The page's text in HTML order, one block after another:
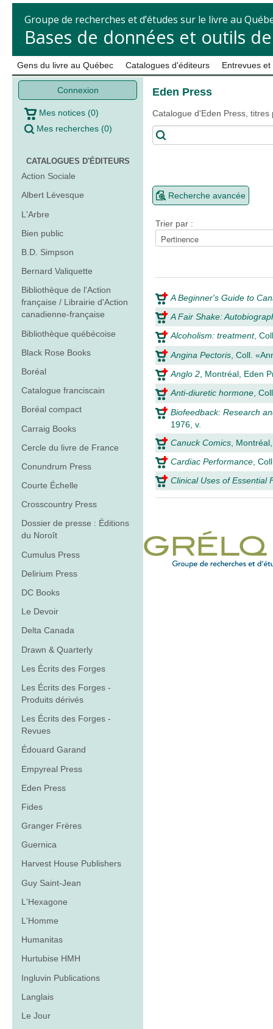
Groupe de recherches et d’études sur le livre au
Bases de données et outils
Gens du livre au Québec Catalogues d'éditeurs Entrevues
Connexion
Mes notices (0)
Mes recherches (0)
CATALOGUES D'ÉDITEURS
Action Sociale
Albert Lévesque
L'Arbre
Bien public
B.D. Simpson
Bernard Valiquette
Bibliothèque de l'Action
française / Librairie d'Action
canadienne-française
Bibliothèque québécoise
Black Rose Books
Boréal
Catalogue franciscain
Boréal compact
Carraig Books
Cercle du livre de France
Conundrum Press
Courte Échelle
Crosscountry Press
Dossier de presse : Éditions
du Noroît
Cumulus Press
Delirium Press
DC Books
Le Devoir
Delta Canada
Drawn & Quarterly
Les Écrits des Forges
Les Écrits des Forges -
Produits dérivés
Les Écrits des Forges -
Revues
Édouard Garand
Empyreal Press
Eden Press
Fides
Granger Frères
Guernica
Harvest House Publishers
Guy Saint-Jean
L'Hexagone
L'Homme
Humanitas
Hurtubise HMH
Ingluvin Publications
Langlais
Le Jour
Eden Press
Catalogue d'Eden Press,
Recherche avancée
Trier par :
A Beginner's Guide to
A Fair Shake:
Alcoholism: treatment,
Angina Pectoris , Coll.
Anglo 2 , Montréal, Eden
Anti-diuretic hormone,
Biofeedback: Research
1976, v.
Canuck Comics ,
Cardiac Performance ,
Clinical Uses of Essential